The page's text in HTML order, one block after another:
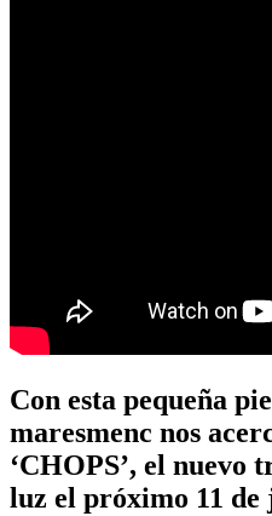
Con esta pequeña
maresmenc nos
‘CHOPS’, el nuevo
luz el próximo 11 de